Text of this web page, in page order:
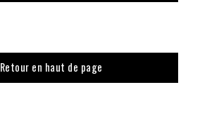
Retour en haut de page